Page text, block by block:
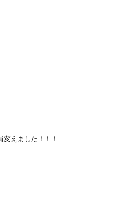
えました！！！